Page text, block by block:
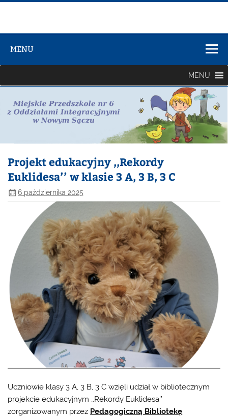
Szkolno-
Przedszkolny
nr 3
MENU
MENU
Projekt edukacyjny ,,Rekordy
Euklidesa’’ w klasie 3 A, 3 B, 3 C
6 października 2025
Uczniowie klasy 3 A, 3 B, 3 C wzięli udział w bibliotecznym
projekcie edukacyjnym ,,Rekordy Euklidesa’’
zorganizowanym przez Pedagogiczną Bibliotekę